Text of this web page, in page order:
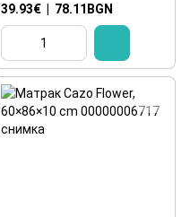
39.93€ 78.11BGN